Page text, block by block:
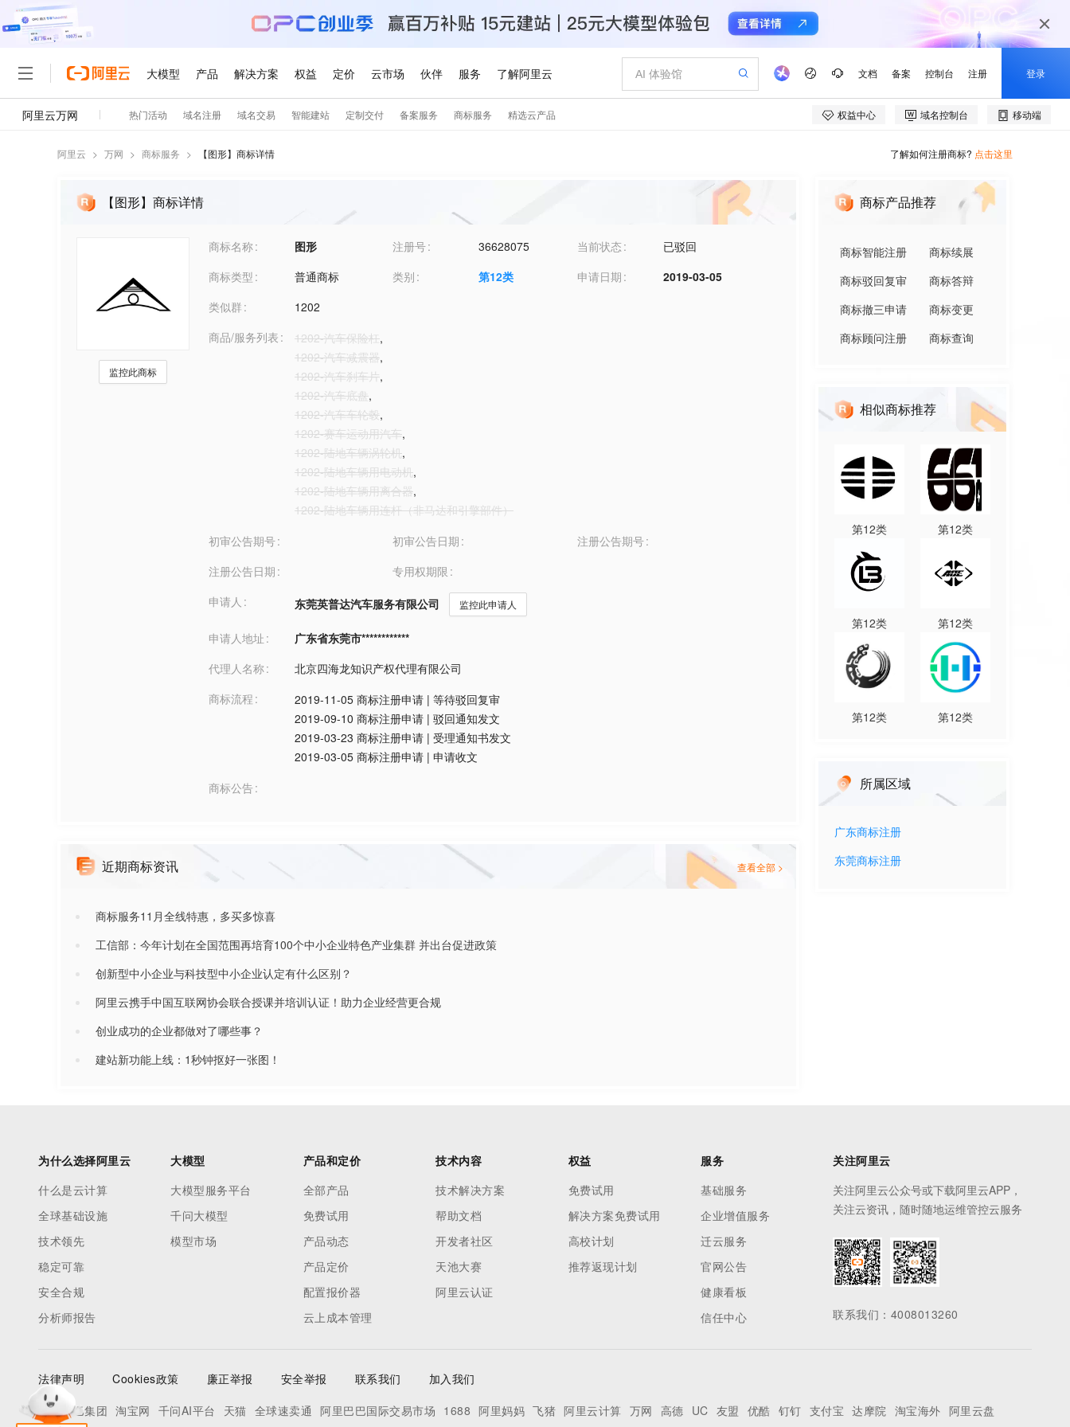
阿里云 > 万网 > 商标服务 > 【图形】商标详情 了解如何注册商标? 点击这里
【图形】商标详情
监控此商标
商标名称 图形 注册号 36628075 当前状态
已驳回
商标类型
普通商标 类别 第12类 申请日期
2019-03-05
类似群
1202
商品/服务列表
1202-汽车保险杠,
1202-汽车减震器,
1202-汽车刹车片,
1202-汽车底盘,
1202-汽车车轮毂,
1202-赛车运动用汽车,
1202-陆地车辆涡轮机,
1202-陆地车辆用电动机,
1202-陆地车辆用离合器,
1202-陆地车辆用连杆（非马达和引擎部件）
初审公告期号
初审公告日期
注册公告期号
注册公告日期
专用权期限
申请人
东莞英普达汽车服务有限公司 监控此申请人
申请人地址
广东省东莞市************
代理人名称
北京四海龙知识产权代理有限公司
商标流程
2019-11-05 商标注册申请 | 等待驳回复审
2019-09-10 商标注册申请 | 驳回通知发文
2019-03-23 商标注册申请 | 受理通知书发文
2019-03-05 商标注册申请 | 申请收文
商标公告
近期商标资讯 查看全部 >
商标服务11月全线特惠，多买多惊喜
工信部：今年计划在全国范围再培育100个中小企业特色产业集群 并出台促进政策
创新型中小企业与科技型中小企业认定有什么区别？
阿里云携手中国互联网协会联合授课并培训认证！助力企业经营更合规
创业成功的企业都做对了哪些事？
建站新功能上线：1秒钟抠好一张图！
商标产品推荐
商标智能注册
商标续展
商标驳回复审
商标答辩
商标撤三申请
商标变更
商标顾问注册
商标查询
相似商标推荐
第12类 第12类
第12类 第12类
第12类 第12类
所属区域
广东商标注册
东莞商标注册